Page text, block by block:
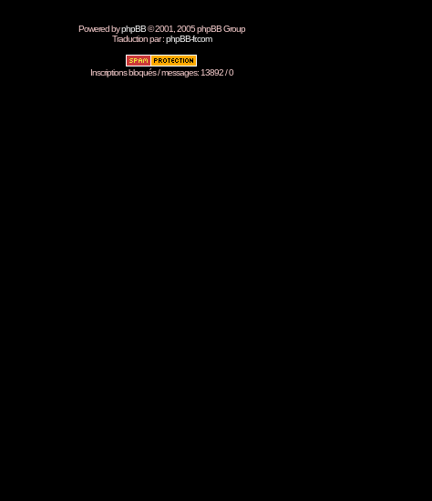
Powered byphpBB© 2001, 2005 phpBB Group
Traduction par :phpBB-fr.com
Inscriptions bloqués / messages: 13892 / 0